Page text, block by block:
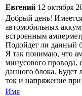
Евгений 12 октября
Добрый день!
автомобильных
встроенным
Подойдет ли данный
Я так понимаю, что
минусового провода,
данного блока. Будет
ток и напряжение при
Имя